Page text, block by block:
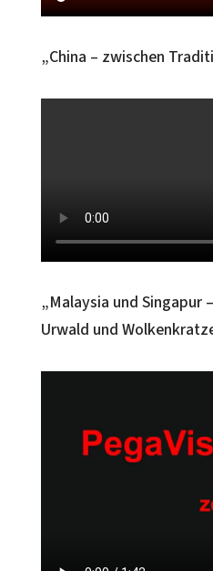
„China – zwischen
„Malaysia und Singapur
Urwald und